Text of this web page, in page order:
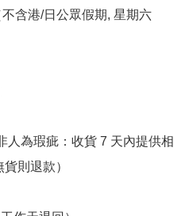
含港/日公眾假期, 星期六
人為瑕疵：收貨 7 天內提供相
則退款）